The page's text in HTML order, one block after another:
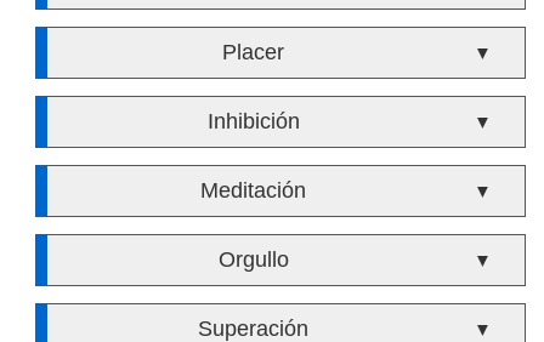
Placer ▼
Inhibición ▼
Meditación ▼
Orgullo ▼
Superación ▼